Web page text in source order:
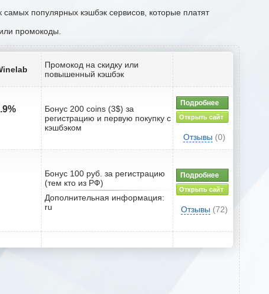
популярных кэшбэк сервисов, которые платят
промокоды.
Промокод на скидку или
повышенный кэшбэк
Бонус 200 coins (3$) за
регистрацию и первую покупку с
кэшбэком
Подробнее
Открыть сайт
Отзывы (0)
Бонус 100 руб. за регистрацию
(тем кто из РФ)
Дополнительная информация:
ru
Подробнее
Открыть сайт
Отзывы (72)